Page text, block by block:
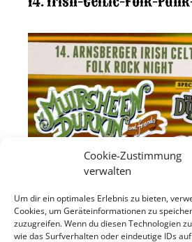
Cookie-Zustimmung
verwalten
Um dir ein optimales Erlebnis zu bieten,
Cookies, um Geräteinformationen zu
zuzugreifen. Wenn du diesen Technologien
wie das Surfverhalten oder eindeutige IDs